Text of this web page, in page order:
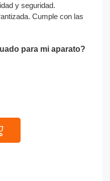
y seguridad.
Cumple con las
para mi aparato?